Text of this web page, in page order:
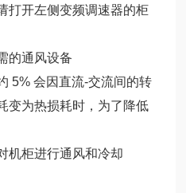
打开左侧变频调速器的柜
的通风设备
5% 会因直流-交流间的转
变为热损耗时，为了降低
机柜进行通风和冷却